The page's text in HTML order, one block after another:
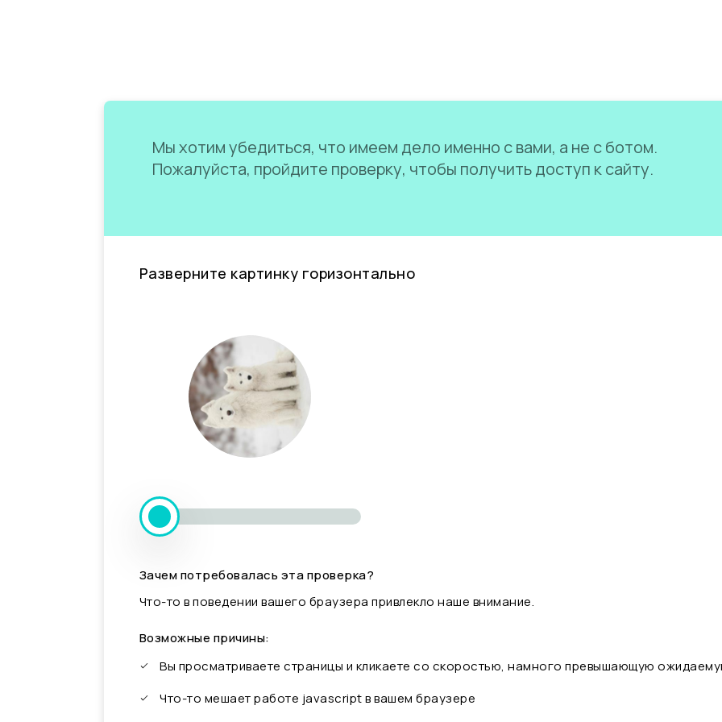
Мы хотим убедиться, что имеем дело именно с вами, а не с ботом.
Пожалуйста, пройдите проверку, чтобы получить доступ к сайту.
Разверните картинку горизонтально
Зачем потребовалась эта проверка?
Что-то в поведении вашего браузера привлекло наше внимание.
Возможные причины:
Вы просматриваете страницы и кликаете со скоростью, намного превышающую
Что-то мешает работе javascript в вашем браузере